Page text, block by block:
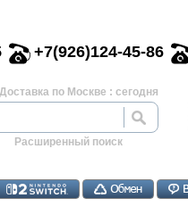
+7(926)124-45-86
Доставка по Москве : сегодня
Расширенный поиск